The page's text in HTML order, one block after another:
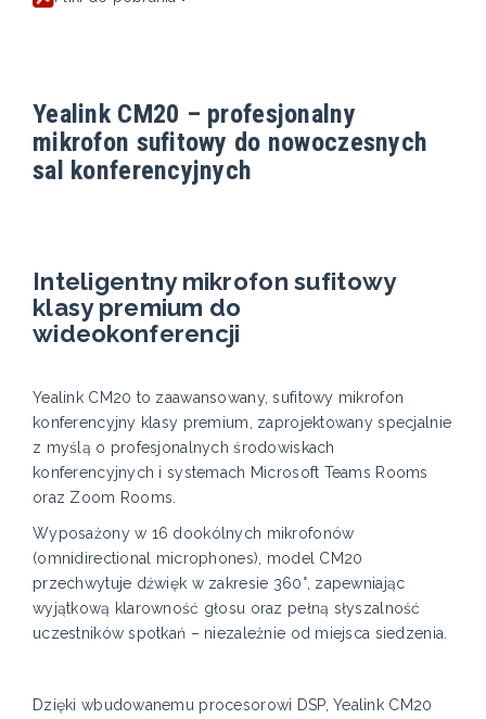
Yealink CM20 – profesjonalny
mikrofon sufitowy do nowoczesnych
sal konferencyjnych
Inteligentny mikrofon sufitowy
klasy premium do
wideokonferencji
Yealink CM20 to zaawansowany, sufitowy mikrofon
konferencyjny klasy premium, zaprojektowany specjalnie
z myślą o profesjonalnych środowiskach
konferencyjnych i systemach Microsoft Teams Rooms
oraz Zoom Rooms.
Wyposażony w 16 dookólnych mikrofonów
(omnidirectional microphones), model CM20
przechwytuje dźwięk w zakresie 360°, zapewniając
wyjątkową klarowność głosu oraz pełną słyszalność
uczestników spotkań – niezależnie od miejsca siedzenia.
Dzięki wbudowanemu procesorowi DSP, Yealink CM20